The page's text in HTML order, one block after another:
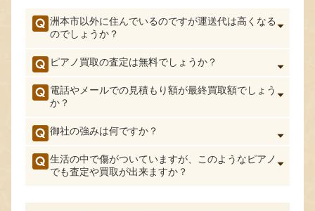
洲本市以外に住んでいるのですが運送代は高くなる
のでしょうか？
ピアノ買取の査定は無料でしょうか？
電話やメールでの見積もり額が最終買取額でしょう
か？
御社の強みは何ですか？
生活の中で傷がついていますが、このようなピアノ
でも査定や買取が出来ますか？